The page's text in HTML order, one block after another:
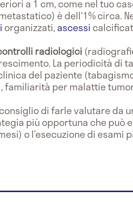
a 1 cm, come nel tuo
è dell'1% circa.
organizzati, ascessi
radiologici
La periodicità di
del paziente
per malattie
consiglio di farle valutare
più opportuna che può
o l’esecuzione di